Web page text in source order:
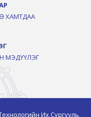
ХАМТДАА
МЭДҮҮЛЭГ
Их Сургууль,